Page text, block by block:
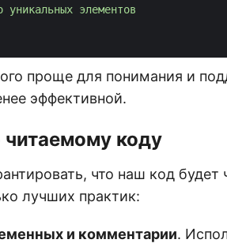
проще для понимания и
эффективной.
коду
что наш код будет
лучших практик:
и комментарии.